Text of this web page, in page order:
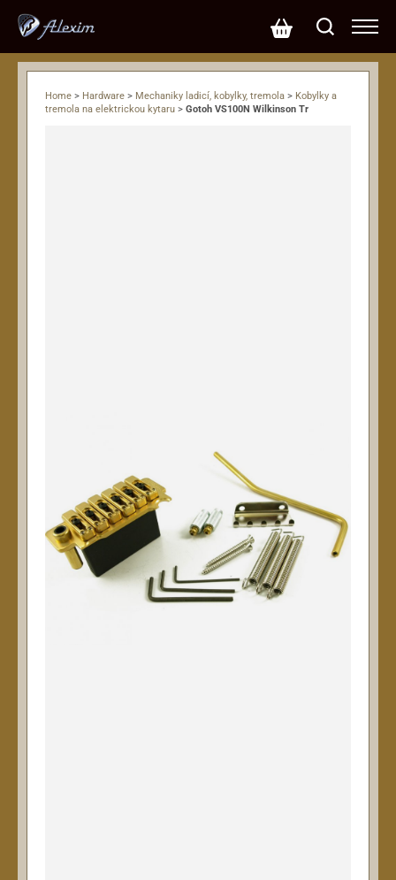
Home > Hardware > Mechaniky ladicí, kobylky, tremola > Kobylky a
tremola na elektrickou kytaru > Gotoh VS100N Wilkinson Tr